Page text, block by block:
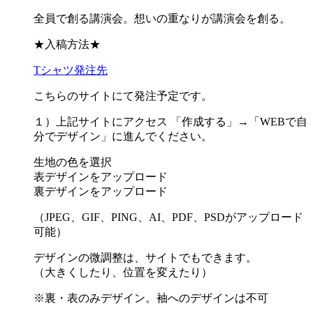
全員で創る講演会。想いの重なりが講演会を創る。
★入稿方法★
Tシャツ発注先
こちらのサイトにて発注予定です。
１）上記サイトにアクセス 「作成する」→「WEBで自
分でデザイン」に進んでください。
生地の色を選択
表デザインをアップロード
裏デザインをアップロード
（JPEG、GIF、PING、AI、PDF、PSDがアップロード
可能）
デザインの微調整は、サイトでもできます。
（大きくしたり、位置を変えたり）
※裏・表のみデザイン。袖へのデザインは不可